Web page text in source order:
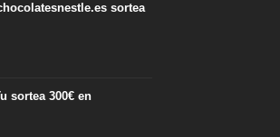
sortea
sortea 300€ en